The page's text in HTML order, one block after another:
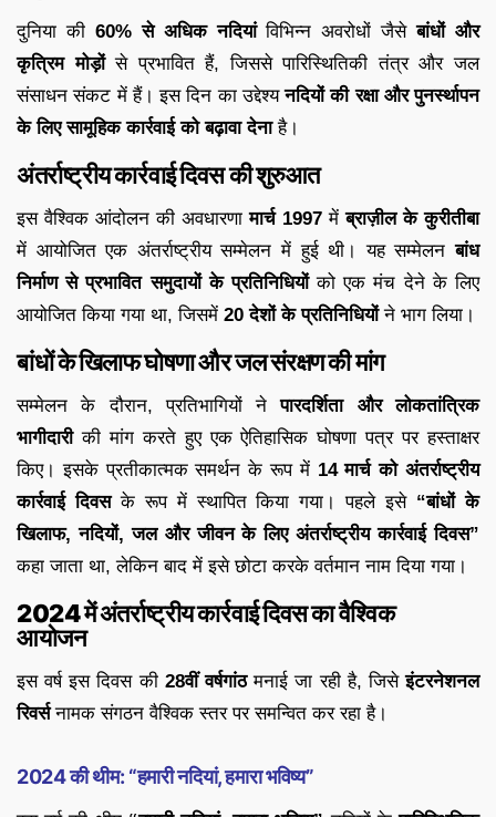
दुनिया की 60% से अधिक नदियांविभिन्न अवरोधों जैसेबांधों और
कृत्रिम मोड़ोंसे प्रभावित हैं, जिससे पारिस्थितिकी तंत्र और जल
संसाधन संकट में हैं। इस दिन का उद्देश्यनदियों की रक्षा और पुनर्स्थापन
के लिए सामूहिक कार्रवाई को बढ़ावा देनाहै।
अंतर्राष्ट्रीय कार्रवाई दिवस की शुरुआत
इस वैश्विक आंदोलन की अवधारणामार्च 1997 मेंब्राज़ील के कुरीतीबा
में आयोजित एक अंतर्राष्ट्रीय सम्मेलन में हुई थी। यह सम्मेलनबांध
निर्माण से प्रभावित समुदायों के प्रतिनिधियोंको एक मंच देने के लिए
आयोजित किया गया था, जिसमें 20 देशों के प्रतिनिधियोंने भाग लिया।
बांधों के खिलाफ घोषणा और जल संरक्षण की मांग
सम्मेलन के दौरान, प्रतिभागियों नेपारदर्शिता और लोकतांत्रिक
भागीदारीकी मांग करते हुए एक ऐतिहासिक घोषणा पत्र पर हस्ताक्षर
किए। इसके प्रतीकात्मक समर्थन के रूप में 14 मार्च को अंतर्राष्ट्रीय
कार्रवाई दिवसके रूप में स्थापित किया गया। पहले इसे “बांधों के
खिलाफ, नदियों, जल और जीवन के लिए अंतर्राष्ट्रीय कार्रवाई दिवस”
कहा जाता था, लेकिन बाद में इसे छोटा करके वर्तमान नाम दिया गया।
2024 में अंतर्राष्ट्रीय कार्रवाई दिवस का वैश्विक
आयोजन
इस वर्ष इस दिवस की 28वीं वर्षगांठमनाई जा रही है, जिसेइंटरनेशनल
रिवर्सनामक संगठन वैश्विक स्तर पर समन्वित कर रहा है।
2024 की थीम: “हमारी नदियां, हमारा भविष्य”